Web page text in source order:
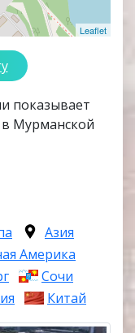
Leaflet
показывает
Мурманской
Азия
Америка
Сочи
Китай